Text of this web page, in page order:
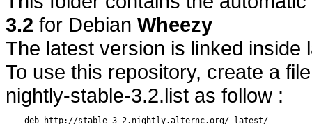
3.2 for Debian Wheezy
The latest version is linked inside
To use this repository, create a
nightly-stable-3.2.list as follow :